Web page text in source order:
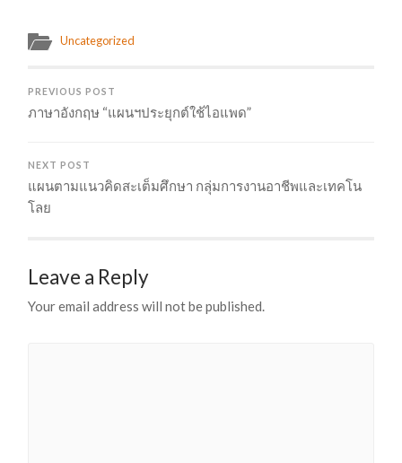
Uncategorized
PREVIOUS POST
ภาษาอังกฤษ “แผนฯประยุกต์ใช้ไอแพด”
NEXT POST
แผนตามแนวคิดสะเต็มศึกษา กลุ่มการงานอาชีพและเทคโน
โลย
Leave a Reply
Your email address will not be published.